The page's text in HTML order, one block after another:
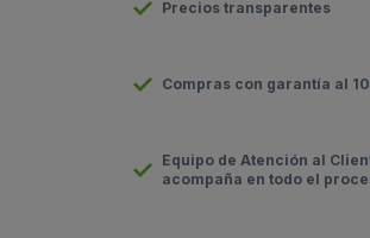
Precios transparentes
Compras con garantía al
Equipo de Atención al
acompaña en todo el